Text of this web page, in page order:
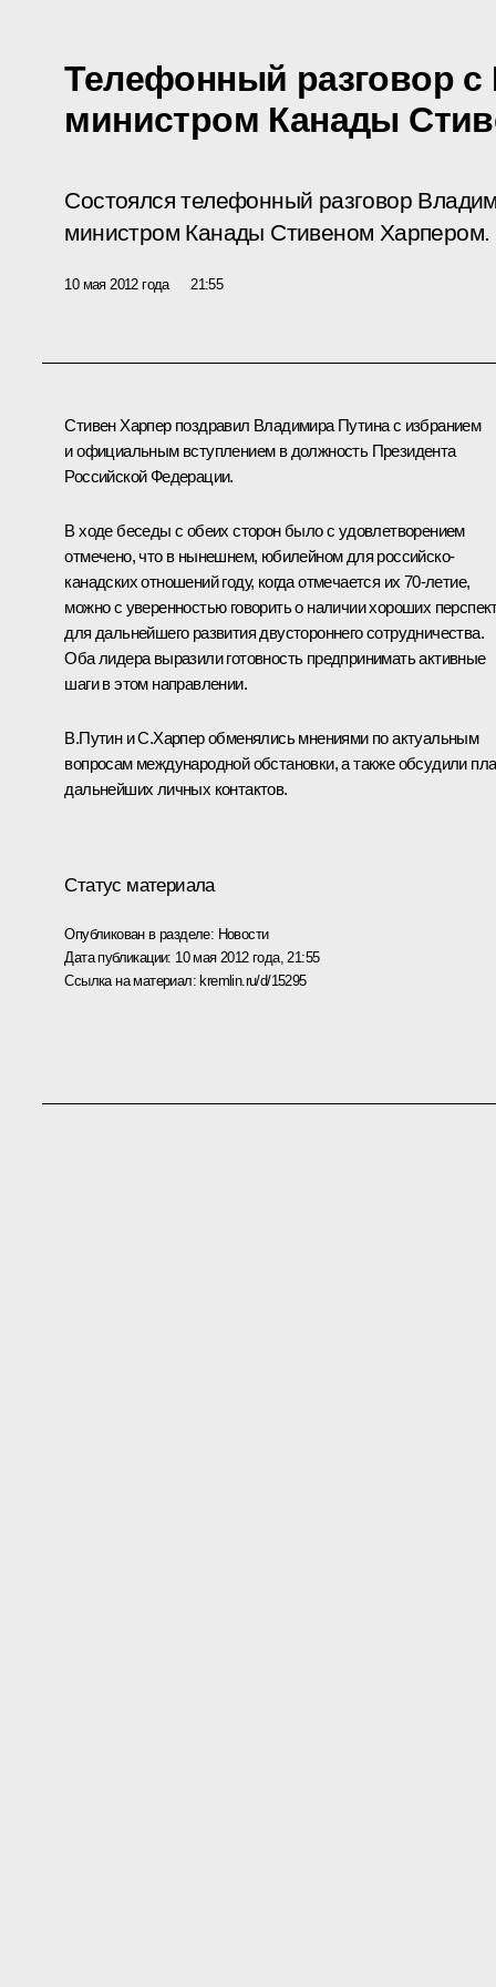
Телефонный разговор
министром Канады
Состоялся телефонный разговор
министром Канады Стивеном Харпером.
10 мая 2012 года 21:55
Стивен Харпер поздравил Владимира Путина с избранием
и официальным вступлением в должность Президента
Российской Федерации.
В ходе беседы с обеих сторон было с удовлетворением
отмечено, что в нынешнем, юбилейном для российско-
канадских отношений году, когда отмечается их 70-летие,
можно с уверенностью говорить о наличии хороших
для дальнейшего развития двустороннего сотрудничества.
Оба лидера выразили готовность предпринимать активные
шаги в этом направлении.
В.Путин и С.Харпер обменялись мнениями по актуальным
вопросам международной обстановки, а также обсудили
дальнейших личных контактов.
Статус материала
Опубликован в разделе: Новости
Дата публикации: 10 мая 2012 года, 21:55
Ссылка на материал: kremlin.ru/d/15295